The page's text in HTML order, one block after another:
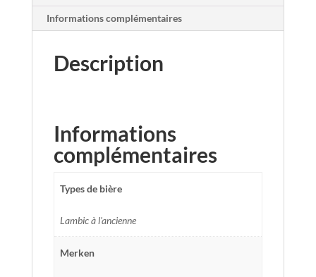
Informations complémentaires
Description
Informations
complémentaires
Types de bière
Lambic à l'ancienne
Merken